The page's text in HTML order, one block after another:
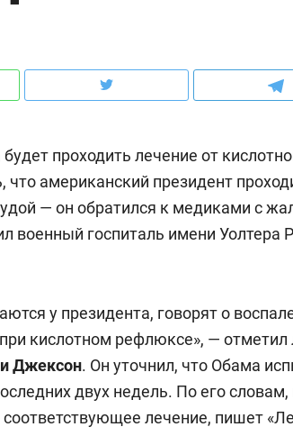
будет проходить лечение от
американский президент
— он обратился к медиками с
военный госпиталь имени Уолтера
у президента, говорят о
кислотном рефлюксе», —
Джексон. Он уточнил, что Обама
двух недель. По его словам,
соответствующее лечение, пишет
камер до квартиры и Face
ключа: какой будет
в ЖК «Нова»
с